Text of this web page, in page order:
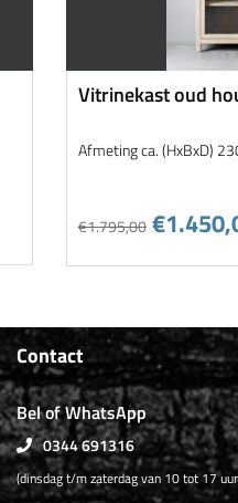
Vitrinekast oud
Afmeting ca. (HxBxD)
€1.795,00
Contact
Bel of WhatsApp
0344 691316
(dinsdag t/m zaterdag van 10 tot 17